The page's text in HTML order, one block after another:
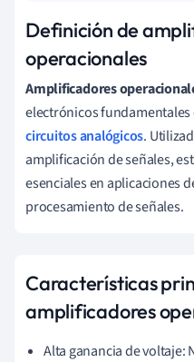
Definición de
operacionales
Amplificadores
electrónicos fundamentales
circuitos analógicos.
amplificación de señales,
esenciales en aplicaciones
procesamiento de señales.
Características
amplificadores
Alta ganancia de